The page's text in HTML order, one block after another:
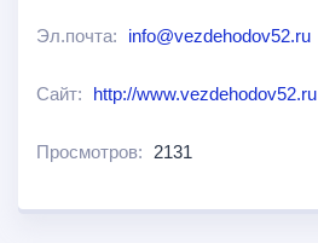
Эл.почта: info@vezdehodov52.ru
Сайт: http://www.vezdehodov52.ru
Просмотров: 2131